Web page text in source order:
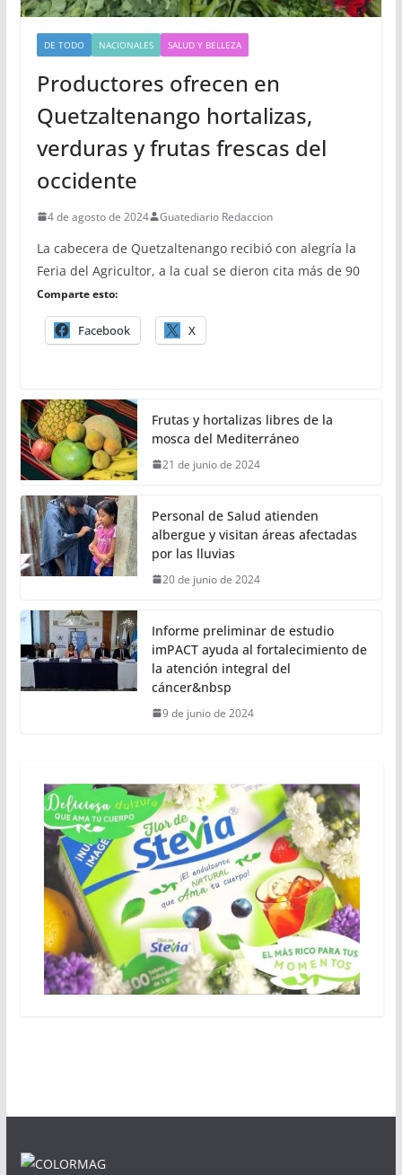
DE TODO NACIONALES SALUD Y BELLEZA
Productores ofrecen en
Quetzaltenango hortalizas,
verduras y frutas frescas del
occidente
4 de agosto de 2024 Guatediario Redaccion
La cabecera de Quetzaltenango recibió con alegría la
Feria del Agricultor, a la cual se dieron cita más de 90
Comparte esto:
Facebook X
Frutas y hortalizas libres de la
mosca del Mediterráneo
21 de junio de 2024
Personal de Salud atienden
albergue y visitan áreas afectadas
por las lluvias
20 de junio de 2024
Informe preliminar de estudio
imPACT ayuda al fortalecimiento de
la atención integral del
cáncer&nbsp
9 de junio de 2024